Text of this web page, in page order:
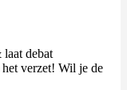
debat
verzet! Wil je de